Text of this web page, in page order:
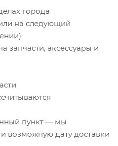
города
на следующий
запчасти, аксессуары и
пункт — мы
возможную дату доставки